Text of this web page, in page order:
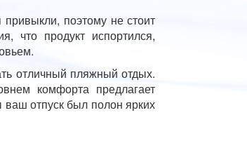
поэтому не стоит
что продукт испортился,
отличный пляжный отдых.
комфорта предлагает
отпуск был полон ярких